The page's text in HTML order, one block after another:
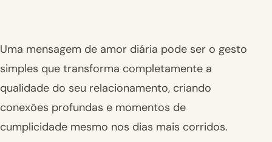
Uma mensagem de amor diária pode ser o gesto
simples que transforma completamente a
qualidade do seu relacionamento, criando
conexões profundas e momentos de
cumplicidade mesmo nos dias mais corridos.